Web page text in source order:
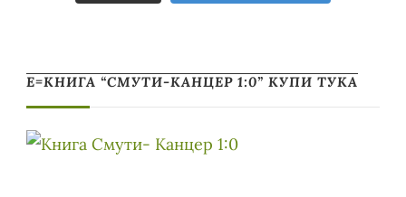
Е=КНИГА “СМУТИ-КАНЦЕР 1:0” КУПИ ТУКА